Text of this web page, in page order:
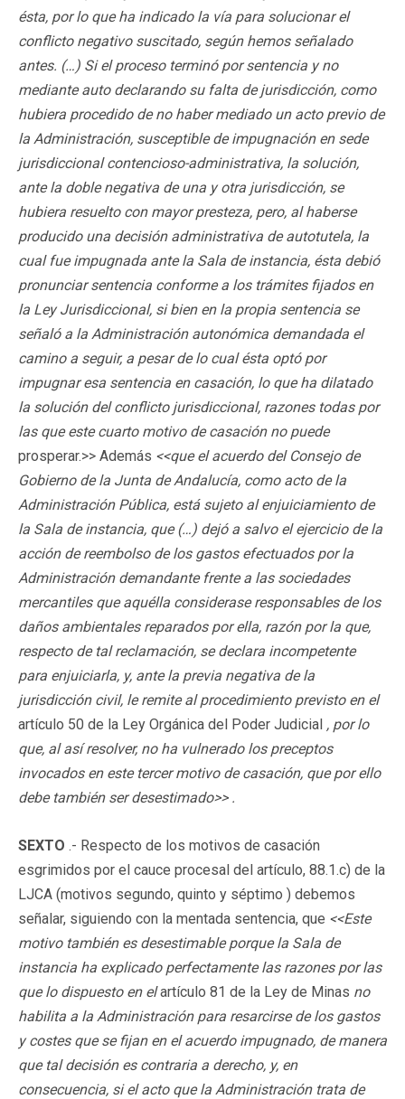
ésta, por lo que ha indicado la vía para solucionar el
conflicto negativo suscitado, según hemos señalado
antes. (…) Si el proceso terminó por sentencia y no
mediante auto declarando su falta de jurisdicción, como
hubiera procedido de no haber mediado un acto previo de
la Administración, susceptible de impugnación en sede
jurisdiccional contencioso-administrativa, la solución,
ante la doble negativa de una y otra jurisdicción, se
hubiera resuelto con mayor presteza, pero, al haberse
producido una decisión administrativa de autotutela, la
cual fue impugnada ante la Sala de instancia, ésta debió
pronunciar sentencia conforme a los trámites fijados en
la Ley Jurisdiccional, si bien en la propia sentencia se
señaló a la Administración autonómica demandada el
camino a seguir, a pesar de lo cual ésta optó por
impugnar esa sentencia en casación, lo que ha dilatado
la solución del conflicto jurisdiccional, razones todas por
las que este cuarto motivo de casación no puede
prosperar.>> Además <<que el acuerdo del Consejo de
Gobierno de la Junta de Andalucía, como acto de la
Administración Pública, está sujeto al enjuiciamiento de
la Sala de instancia, que (…) dejó a salvo el ejercicio de la
acción de reembolso de los gastos efectuados por la
Administración demandante frente a las sociedades
mercantiles que aquélla considerase responsables de los
daños ambientales reparados por ella, razón por la que,
respecto de tal reclamación, se declara incompetente
para enjuiciarla, y, ante la previa negativa de la
jurisdicción civil, le remite al procedimiento previsto en el
artículo 50 de la Ley Orgánica del Poder Judicial , por lo
que, al así resolver, no ha vulnerado los preceptos
invocados en este tercer motivo de casación, que por ello
debe también ser desestimado>> .
SEXTO .- Respecto de los motivos de casación
esgrimidos por el cauce procesal del artículo, 88.1.c) de la
LJCA (motivos segundo, quinto y séptimo ) debemos
señalar, siguiendo con la mentada sentencia, que <<Este
motivo también es desestimable porque la Sala de
instancia ha explicado perfectamente las razones por las
que lo dispuesto en elartículo 81 de la Ley de Minas no
habilita a la Administración para resarcirse de los gastos
y costes que se fijan en el acuerdo impugnado, de manera
que tal decisión es contraria a derecho, y, en
consecuencia, si el acto que la Administración trata de